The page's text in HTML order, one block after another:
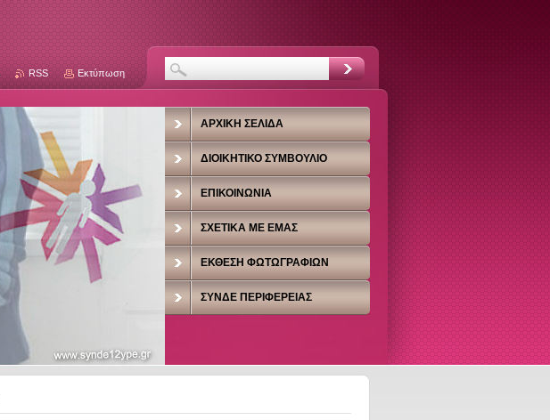
ΑΡΧΙΚΉ ΣΕΛΊΔΑ
ΔΙΟΙΚΗΤΙΚΌ ΣΥΜΒΟΎΛΙΟ
ΕΠΙΚΟΙΝΩΝΊΑ
ΣΧΕΤΙΚΆ ΜΕ ΕΜΆΣ
ΈΚΘΕΣΗ ΦΩΤΩΓΡΑΦΙΏΝ
ΣΥΝΔΕ ΠΕΡΙΦΈΡΕΙΑΣ
RSS Εκτύπωση